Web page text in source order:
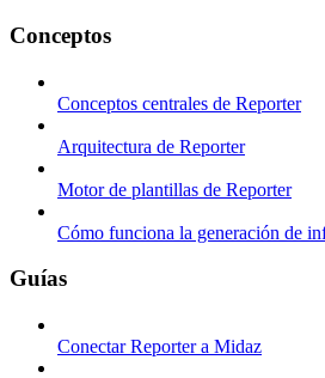
Conceptos
Conceptos centrales de Reporter
Arquitectura de Reporter
Motor de plantillas de Reporter
Cómo funciona la generación de
Guías
Conectar Reporter a Midaz